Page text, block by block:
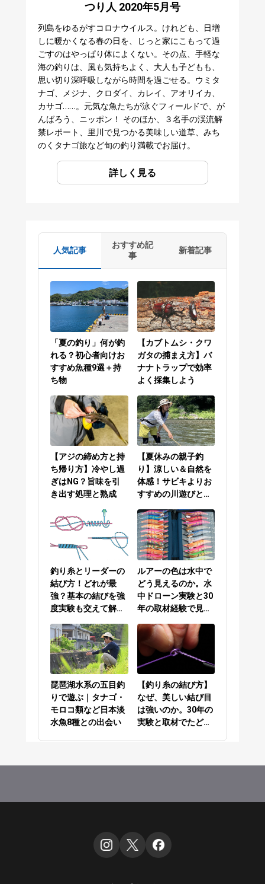
つり人 2020年5月号
列島をゆるがすコロナウイルス。けれども、日増
しに暖かくなる春の日を、じっと家にこもって過
ごすのはやっぱり体によくない。その点、手軽な
海の釣りは、風も気持ちよく、大人も子どもも、
思い切り深呼吸しながら時間を過ごせる。ウミタ
ナゴ、メジナ、クロダイ、カレイ、アオリイカ、
カサゴ……。元気な魚たちが泳ぐフィールドで、が
んばろう、ニッポン！ そのほか、３名手の渓流解
禁レポート、里川で見つかる美味しい道草、みち
のくタナゴ旅など旬の釣り満載でお届け。
詳しく見る
人気記事
おすすめ記
事
新着記事
「夏の釣り」何が釣
れる？初心者向けお
すすめ魚種9選＋持
ち物
【カブトムシ・クワ
ガタの捕まえ方】バ
ナナトラップで効率
よく採集しよう
【アジの締め方と持
ち帰り方】冷やし過
ぎはNG？旨味を引
き出す処理と熟成
【夏休みの親子釣
り】涼しい＆自然を
体感！サビキよりお
すすめの川遊びと
釣り糸とリーダーの
結び方！どれが最
強？基本の結びを強
度実験も交えて解説
ーの結び方編
ルアーの色は水中で
どう見えるのか。水
中ドローン実験と30
年の取材経験で見え
琵琶湖水系の五目釣
りで遊ぶ｜タナゴ・
モロコ類など日本淡
水魚8種との出会い
【釣り糸の結び方】
なぜ、美しい結び目
は強いのか。30年の
実験と取材でたどり